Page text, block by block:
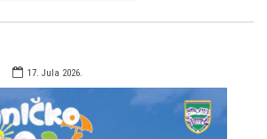
17. Jula 2026.